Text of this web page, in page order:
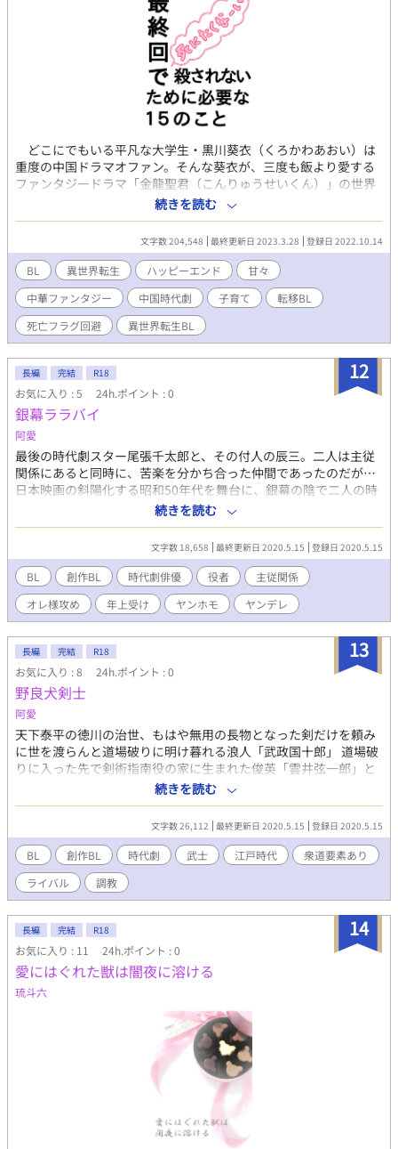
どこにでもいる平凡な大学生・黒川葵衣（くろかわあおい）は
重度の中国ドラマオファン。そんな葵衣が、三度も飯より愛する
ファンタジードラマ「金龍聖君（こんりゅうせいくん）」の世界
に転生してしまった！ しかも転生したのは、ドラマの最終回に
主人公に殺される予定の極悪非道皇子。 いやいやいや、俺、殺
されたくないし。痛いのイヤだし。 葵衣はどうにか死亡フラグ
を回避しようと、ことなかれの人生を歩もうとする。 とりあえ
ず主人公に会わなきゃよくない？ が、現実は厳しく、転生した
のは子供時代の主人公を誘拐した直後。 どうするの、俺！ 絶
望まっしぐらじゃん！ 悩んだ葵衣は、とにかく最終回で殺され
ないようにするため、訳アリの主人公を育てることを決める。
目標は自分に殺意が湧かないよう育てて、無事親元に帰すこと！
＝＝＝＝＝＝＝＝＝＝＝＝＝ ＊以下は簡単な設定説明ですが、本
文にも書いてあります。 ★金龍聖君（こんりゅうせいくん）：中
国ファンタジー時代劇で、超絶人気のWEBドラマ。日本でも放送
し、人気を博している。 ＜世界＞ 聖界（せいかい）：白龍族が
治める国。誠実な者が多い。 邪界（じゃかい）：黒龍族が治め
る国。卑劣な者が多い。 ＜主要キャラ＞ 黒川葵衣：平凡な大学
生。中国ドラマオタク。 蒼翠（そうすい）：邪界の第八皇
子。葵衣の転生先。ドラマでは泣く子も黙る悪辣非道キャラ。
無風（むふう）：聖界の第二皇子。訳があって平民として暮らし
ている。 仙人（せんにん）：各地を放浪する老人。 炎禍（え
んか）：邪界皇太子。性格悪い。蒼翠をバカにしている。
続きを読む
文字数 204,548 最終更新日 2023.3.28 登録日 2022.10.14
BL 異世界転生 ハッピーエンド
甘々
中華ファンタジー
中国時代劇 子育て
転移BL
死亡フラグ回避
異世界転生BL
12
長編 完結 R18
お気に入り : 5 24h.ポイント : 0
銀幕ララバイ
阿愛
最後の時代劇スター尾張千太郎と、その付人の辰三。二人は主従
関係にあると同時に、苦楽を分かち合った仲間であったのだが…
日本映画の斜陽化する昭和50年代を舞台に、銀幕の陰で二人の時
代劇俳優が織りなす哀しきゲイロマンス ※note、pixiv、
fujossy、ノクターンノベルズにて重複投稿を行っております。
noteよりリンクは辿れます ※後書きに用語等の注釈集を用意して
おります ※直接のサポートはnoteまたはBOOTHにてお願いいた
します 【note】
https://note.com/ahai_rainbow/n/na0ed227a3f63?
magazine_key=mf4183aa0f8fb
続きを読む
文字数 18,658 最終更新日 2020.5.15 登録日 2020.5.15
BL 創作BL 時代劇俳優 役者
主従関係
オレ様攻め
年上受け ヤンホモ ヤンデレ
13
長編 完結 R18
お気に入り : 8 24h.ポイント : 0
野良犬剣士
阿愛
天下泰平の徳川の治世、もはや無用の長物となった剣だけを頼み
に世を渡らんと道場破りに明け暮れる浪人「武政国十郎」 道場破
りに入った先で剣術指南役の家に生まれた俊英「雲井弦一郎」と
出会い、二人は「兄弟」となった 正反対の武士二人が織りなす本
格衆道時代小説 浪人×道場主の息子 ※note、pixiv、fujossy、ノ
クターンノベルズにて重複投稿を行っております。noteよりリン
クは辿れます ※後書きに用語等の注釈集を用意しております ※直
接のサポートはnoteまたはBOOTHにてお願いいたします
【note】https://note.com/ahai_rainbow/n/na0ed227a3f63?
magazine_key=mf4183aa0f8fb
続きを読む
文字数 26,112 最終更新日 2020.5.15 登録日 2020.5.15
BL 創作BL 時代劇 武士 江戸時代
衆道要素あり
ライバル
調教
14
長編 完結 R18
お気に入り : 11 24h.ポイント : 0
愛にはぐれた獣は闇夜に溶ける
琉斗六